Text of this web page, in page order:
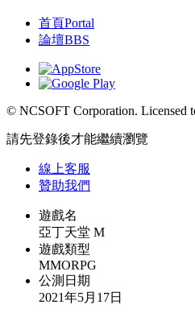
首頁Portal
論壇BBS
© NCSOFT Corporation. Licensed
請先登錄後才能繼續瀏覽
線上客服
贊助我們
遊戲名
亞丁天堂 M
遊戲類型
MMORPG
公測日期
2021年5月17日